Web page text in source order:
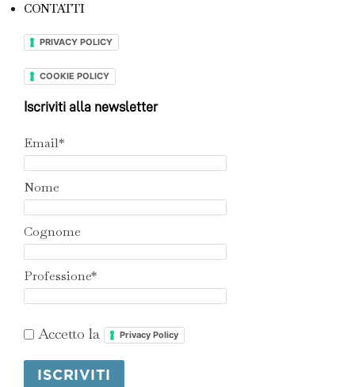
CONTATTI
PRIVACY POLICY
COOKIE POLICY
Iscriviti alla newsletter
Email*
Nome
Cognome
Professione*
Accetto la Privacy Policy